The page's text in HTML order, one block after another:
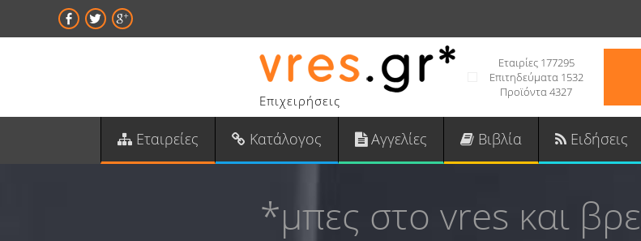
Επιχειρήσεις
Εταιρίες 177295
Επιτηδεύματα 1532
Προϊόντα 4327
Εταιρείες Κατάλογος Αγγελίες Βιβλία Ειδήσεις
*μπες στο vres και